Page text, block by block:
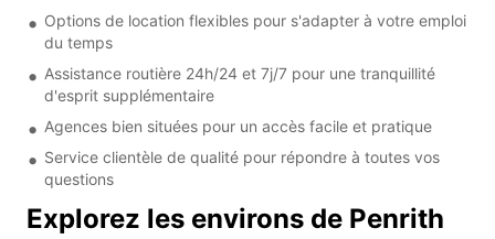
Options de location flexibles pour s'adapter à votre emploi
du temps
Assistance routière 24h/24 et 7j/7 pour une tranquillité
d'esprit supplémentaire
Agences bien situées pour un accès facile et pratique
Service clientèle de qualité pour répondre à toutes vos
questions
Explorez les environs de Penrith